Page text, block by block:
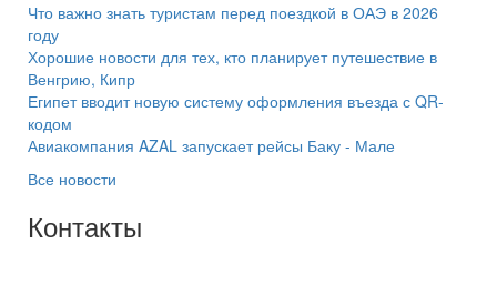
Что важно знать туристам перед поездкой в ОАЭ в 2026
году
Хорошие новости для тех, кто планирует путешествие в
Венгрию, Кипр
Египет вводит новую систему оформления въезда с QR-
кодом
Авиакомпания AZAL запускает рейсы Баку - Мале
Все новости
Контакты